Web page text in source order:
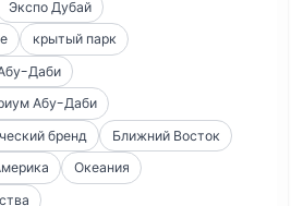
Экспо Дубай
крытый парк
Даби
Абу-Даби
бренд
Ближний Восток
Океания